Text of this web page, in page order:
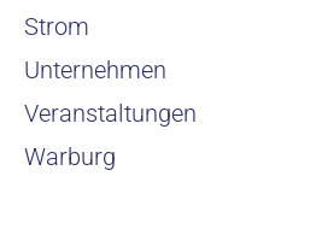
Strom
Unternehmen
Veranstaltungen
Warburg